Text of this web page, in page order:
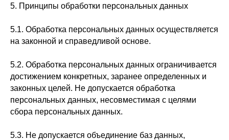
5. Принципы обработки персональных данных
5.1. Обработка персональных данных осуществляется
на законной и справедливой основе.
5.2. Обработка персональных данных ограничивается
достижением конкретных, заранее определенных и
законных целей. Не допускается обработка
персональных данных, несовместимая с целями
сбора персональных данных.
5.3. Не допускается объединение баз данных,